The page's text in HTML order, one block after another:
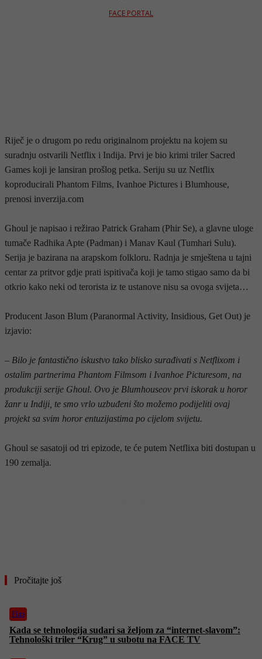
FACE PORTAL
Riječ je o drugom po redu originalnom projektu na kojem su
suradnju ostvarili Netflix i Indija. Prvi je bio krimi triler Sacred
Games koji je lansiran prošlog petka. Seriju su uz Netflix
koproducirali Phantom Films, Ivanhoe Pictures i Blumhouse,
prenosi inverzija.com
Ghoul je napisao i režirao Patrick Graham (Phir Se), a glavne uloge
tumače Radhika Apte (Padman) i Manav Kaul (Tumhari Sulu).
Serija je bazirana na arapskom folkloru. Radnja je smještena u tajni
centar za pritvor gdje prati ispitivača koji je tamo stigao samo da bi
otkrio kako neki od terorista iz te ustanove nisu sa ovoga svijeta…
Producent Jason Blum (Paranormal Activity, Insidious, Get Out) je
izjavio:
– Bilo je fantastično iskustvo tako blisko surađivati s Netflixom i
ostalim partnerima Phantom Filmsom i Ivanhoe Picturesom, na
produkciji serije Ghoul. Ovo je Blumhouseov prvi iskorak u horor
žanr u Indiji, te smo vrlo uzbuđeni što možemo podijeliti ovaj
projekt sa svim horor entuzijastima po cijelom svijetu.
Ghoul se sasatoji od tri epizode, te će putem Netflixa biti dostupan u
190 zemalja.
Pročitajte još
Film
Kada se tehnologija sudari sa željom za “internet-slavom”:
Tehnološki triler “Krug” u subotu na FACE TV